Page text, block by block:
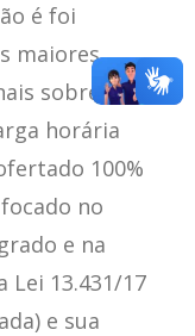
é foi
maiores
sobre o
horária
100%
no
e na
Lei 13.431/17
e sua